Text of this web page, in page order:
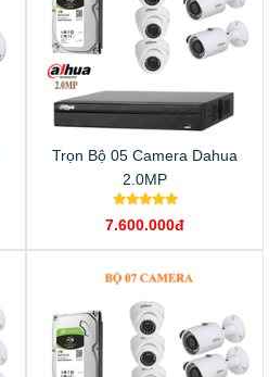
Trọn Bộ 05 Camera Dahua
2.0MP
7.600.000đ